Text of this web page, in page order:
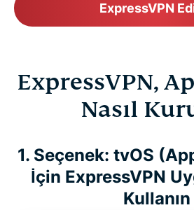
ExpressVPN
ExpressVPN,
Nasıl
1. Seçenek: tvOS
İçin ExpressVPN
Kullanın